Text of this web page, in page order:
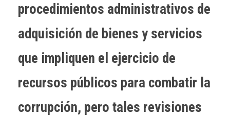
procedimientos administrativos de
adquisición de bienes y servicios
que impliquen el ejercicio de
recursos públicos para combatir la
corrupción, pero tales revisiones